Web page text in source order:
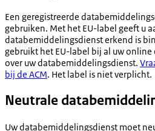
Een geregistreerde
gebruiken. Met het EU-label geeft u
databemiddelingsdienst erkend is
gebruikt het EU-label bij al uw
over uw databemiddelingsdienst.
bij de ACM. Het label is niet verplicht.
Neutrale
Uw databemiddelingsdienst moet